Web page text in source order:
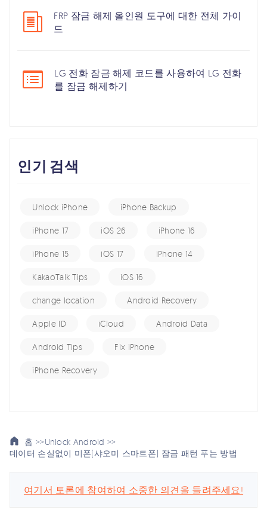
FRP 잠금 해제 올인원 도구에 대한 전체 가이
드
LG 전화 잠금 해제 코드를 사용하여 LG 전화
를 잠금 해제하기
인기 검색
Unlock iPhone iPhone Backup
iPhone 17 iOS 26 iPhone 16
iPhone 15 iOS 17 iPhone 14
KakaoTalk Tips iOS 16
change location Android Recovery
Apple ID iCloud Android Data
Android Tips Fix iPhone
iPhone Recovery
홈 >>Unlock Android >>
데이터 손실없이 미폰(샤오미 스마트폰) 잠금 패턴 푸는 방법
여기서 토론에 참여하여 소중한 의견을 들려주세요!